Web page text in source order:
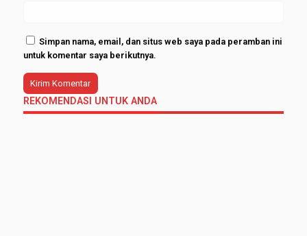
Simpan nama, email, dan situs web saya pada peramban ini
untuk komentar saya berikutnya.
REKOMENDASI UNTUK ANDA